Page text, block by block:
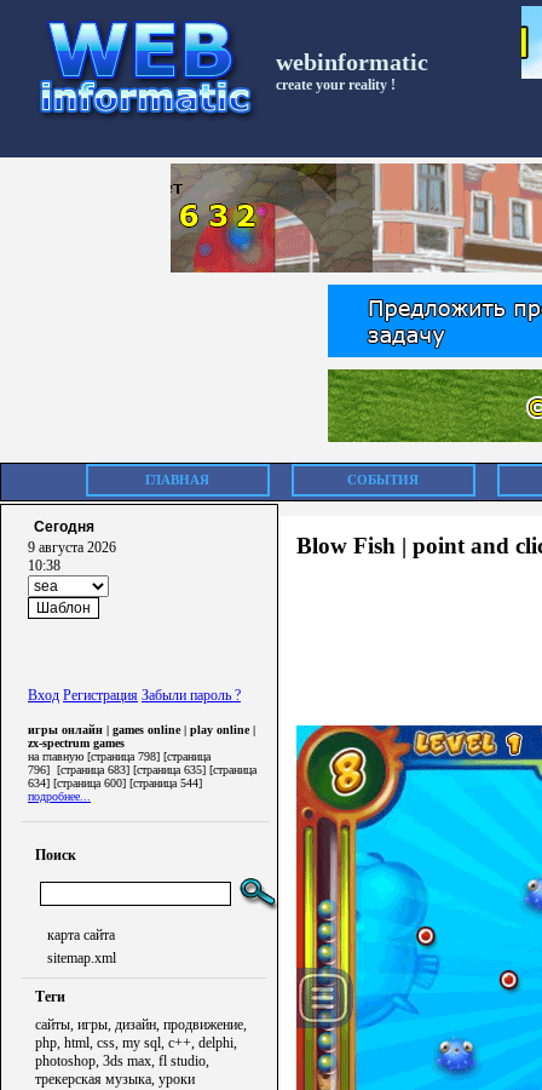
webinformatic
create your reality !
ГЛАВНАЯ СОБЫТИЯ
Сегодня
9 августа 2026
10:38
Вход Регистрация Забыли пароль ?
игры онлайн | games online | play online |
zx-spectrum games
на главную [страница 798] [страница
796] [страница 683] [страница 635] [страница
634] [страница 600] [страница 544]
подробнее...
Поиск
карта сайта
sitemap.xml
Теги
сайты, игры, дизайн, продвижение,
php, html, css, my sql, c++, delphi,
photoshop, 3ds max, fl studio,
трекерская музыка, уроки
Blow Fish | point and